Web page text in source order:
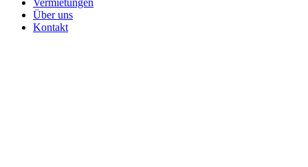
Vermietungen
Über uns
Kontakt